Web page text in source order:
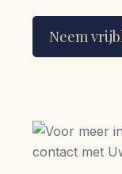
Neem